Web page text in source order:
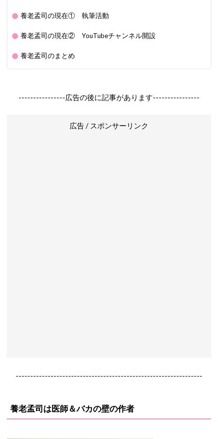
養老孟司の現在① 執筆活動
養老孟司の現在② YouTubeチャンネル開設
養老孟司のまとめ
----------------広告の後に記事があります----------------
広告 / スポンサーリンク
----------------------------------------------------------------
養老孟司は医師＆バカの壁の作者